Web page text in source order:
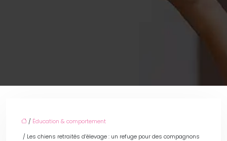
/ Éducation & comportement
/ Les chiens retraités d’élevage : un refuge pour des compagnons